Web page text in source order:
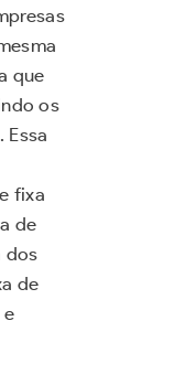
que
os
Essa
fixa
de
dos
de